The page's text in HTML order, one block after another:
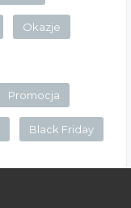
Okazje
Promocja
Black Friday